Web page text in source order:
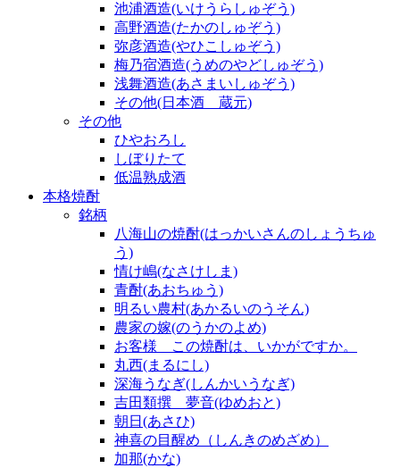
池浦酒造(いけうらしゅぞう)
高野酒造(たかのしゅぞう)
弥彦酒造(やひこしゅぞう)
梅乃宿酒造(うめのやどしゅぞう)
浅舞酒造(あさまいしゅぞう)
その他(日本酒 蔵元)
その他
ひやおろし
しぼりたて
低温熟成酒
本格焼酎
銘柄
八海山の焼酎(はっかいさんのしょうちゅ
う)
情け嶋(なさけしま)
青酎(あおちゅう)
明るい農村(あかるいのうそん)
農家の嫁(のうかのよめ)
お客様 この焼酎は、いかがですか。
丸西(まるにし)
深海うなぎ(しんかいうなぎ)
吉田類撰 夢音(ゆめおと)
朝日(あさひ)
神喜の目醒め（しんきのめざめ）
加那(かな)